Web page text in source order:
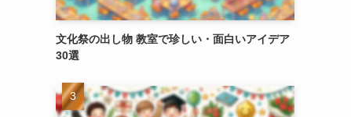
文化祭の出し物 教室で珍しい・面白いアイデア
30選